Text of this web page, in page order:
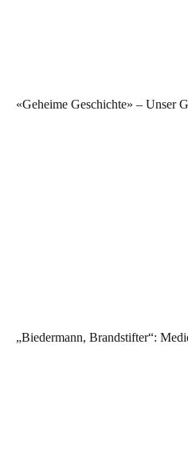
«Geheime Geschichte» – Unser
„Biedermann, Brandstifter“: